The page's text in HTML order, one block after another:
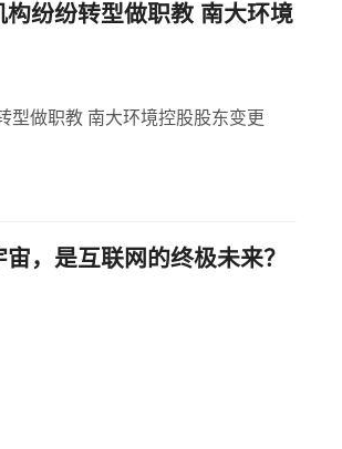
纷纷转型做职教 南大环境
型做职教 南大环境控股股东变更
，是互联网的终极未来？